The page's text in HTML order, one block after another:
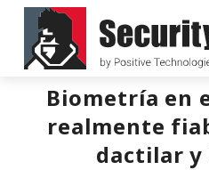
Biometría en
realmente
dactilar y